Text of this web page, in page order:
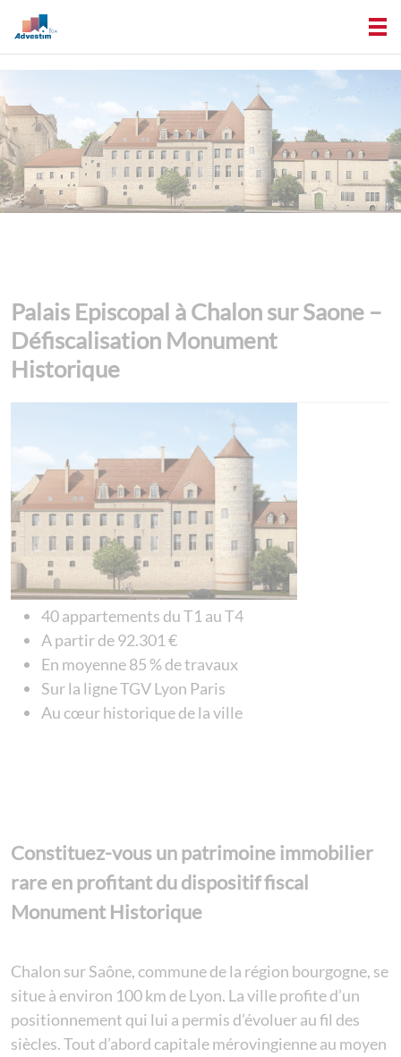
Palais Episcopal à Chalon sur Saone –
Défiscalisation Monument
Historique
40 appartements du T1 au T4
A partir de 92.301 €
En moyenne 85 % de travaux
Sur la ligne TGV Lyon Paris
Au cœur historique de la ville
Constituez-vous un patrimoine immobilier
rare en profitant du dispositif fiscal
Monument Historique
Chalon sur Saône, commune de la région bourgogne, se
situe à environ 100 km de Lyon. La ville profite d’un
positionnement qui lui a permis d’évoluer au fil des
siècles. Tout d’abord capitale mérovingienne au moyen